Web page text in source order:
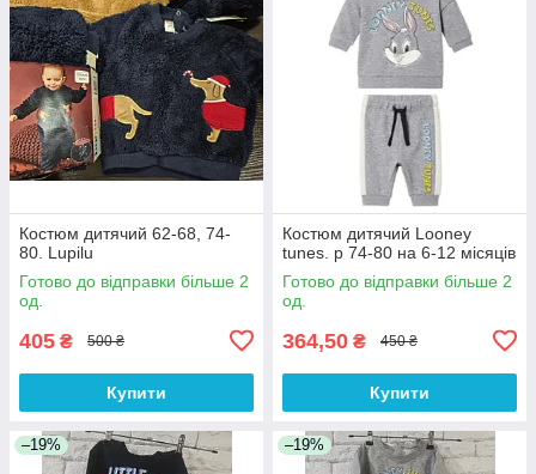
Костюм дитячий 62-68, 74-
80. Lupilu
Готово до відправки більше 2
од.
405 ₴ 500 ₴
Купити
Костюм дитячий Looney
tunes. р 74-80 на 6-12 місяців
Готово до відправки більше 2
од.
364,50 ₴ 450 ₴
Купити
–19% –19%